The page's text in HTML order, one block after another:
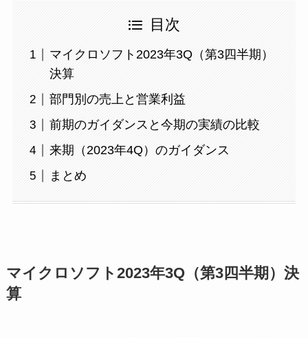
目次
マイクロソフト2023年3Q（第3四半期）
決算
部門別の売上と営業利益
前期のガイダンスと今期の実績の比較
来期（2023年4Q）のガイダンス
まとめ
マイクロソフト2023年3Q（第3四半期）決
算